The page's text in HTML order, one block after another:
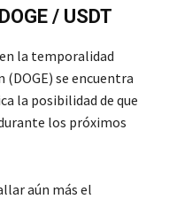
/ USDT
la temporalidad
se encuentra
la posibilidad de que
los próximos
aún más el